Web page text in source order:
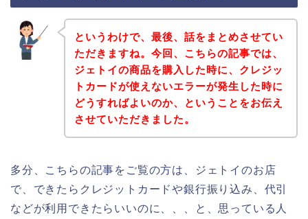
というわけで、最後、話をまとめさせてい
ただきますね。今回、こちらの記事では、
ジェトイの商品を購入した時に、クレジッ
トカードが使えないエラーが発生した時に
どうすればよいのか、ということをお伝え
させていただきました。
多分、こちらの記事をご覧の方は、ジェトイのお店
で、できたらクレジットカードや銀行振り込み、代引
などが利用できたらいいのに、、、と、思っている人